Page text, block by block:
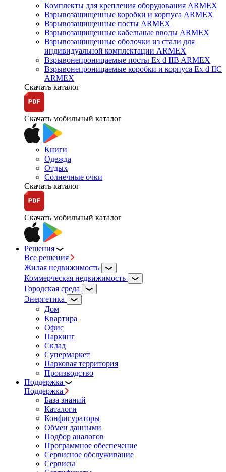
Комплекты для крепления оборудования ARMEX
Взрывозащищенные коробки и корпуса ARMEX
Взрывозащищенные посты ARMEX
Взрывозащищенные кабельные вводы ARMEX
Взрывозащищенные оболочки из стали для
индивидуальной комплектации ARMEX
Взрывонепроницаемые посты Ex d IIB ARMEX
Взрывонепроницаемые коробки и корпуса Ex d IIС
ARMEX
Скачать каталог
Скачать мобильный каталог
Книги
Одежда
Отдых
Солнечные очки
Скачать каталог
Скачать мобильный каталог
Решения
Все решения
Жилая недвижимость
Коммерческая недвижимость
Городская среда
Энергетика
Дом
Квартира
Офис
Паркинг
Склад
Супермаркет
Парковая территория
Производство
Поддержка
Поддержка
База знаний
Каталоги
Конфигураторы
Обмен данными
Подбор аналогов
Программное обеспечение
Сервисное обслуживание
Сервисы